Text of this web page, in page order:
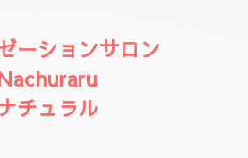
ーションサロン
チュラル